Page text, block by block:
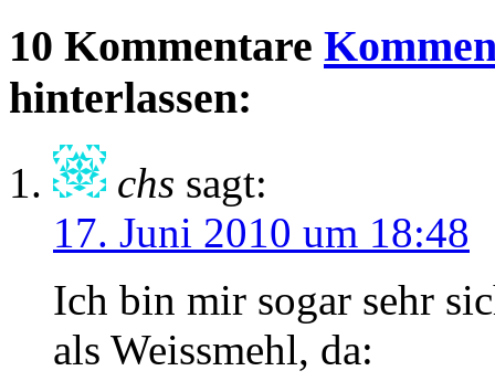
10 Kommentare
hinterlassen:
chs sagt:
17. Juni 2010 um 18:48
Ich bin mir sogar sehr
als Weissmehl, da: